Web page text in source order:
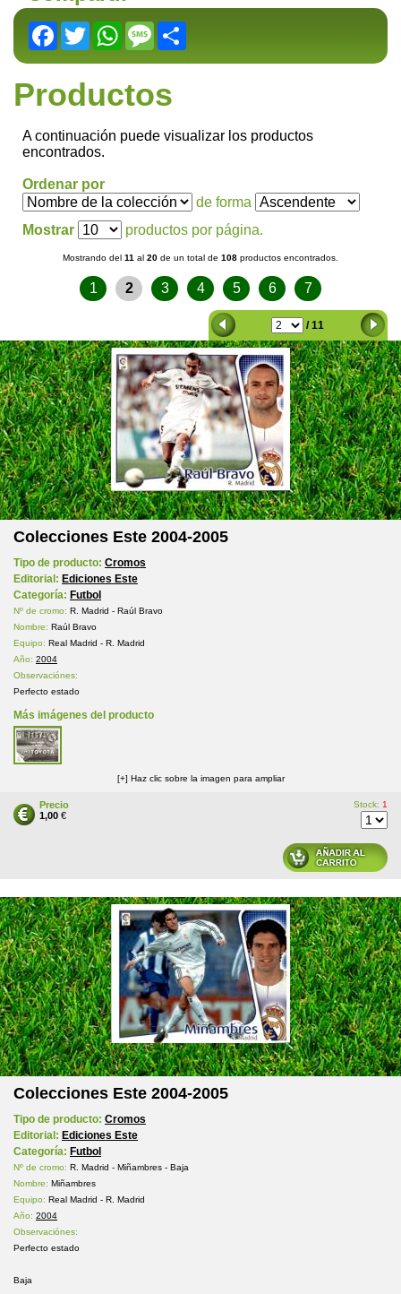
Facebook
TwitterWhatsApp
Message
Productos
A continuación puede visualizar los productos
encontrados.
Ordenar por
de forma
Mostrar
productos por página.
Mostrando del 11 al 20 de un total de 108 productos encontrados.
1 2 3 4 5 6 7
/ 11
Colecciones Este 2004-2005
Tipo de producto: Cromos
Editorial: Ediciones Este
Categoría: Futbol
Nº de cromo: R. Madrid - Raúl Bravo
Nombre: Raúl Bravo
Equipo: Real Madrid - R. Madrid
Año: 2004
Observaciónes:
Perfecto estado
Más imágenes del producto
[+] Haz clic sobre la imagen para ampliar
Precio
1,00 €
Stock: 1
Colecciones Este 2004-2005
Tipo de producto: Cromos
Editorial: Ediciones Este
Categoría: Futbol
Nº de cromo: R. Madrid - Miñambres - Baja
Nombre: Miñambres
Equipo: Real Madrid - R. Madrid
Año: 2004
Observaciónes:
Perfecto estado
Baja